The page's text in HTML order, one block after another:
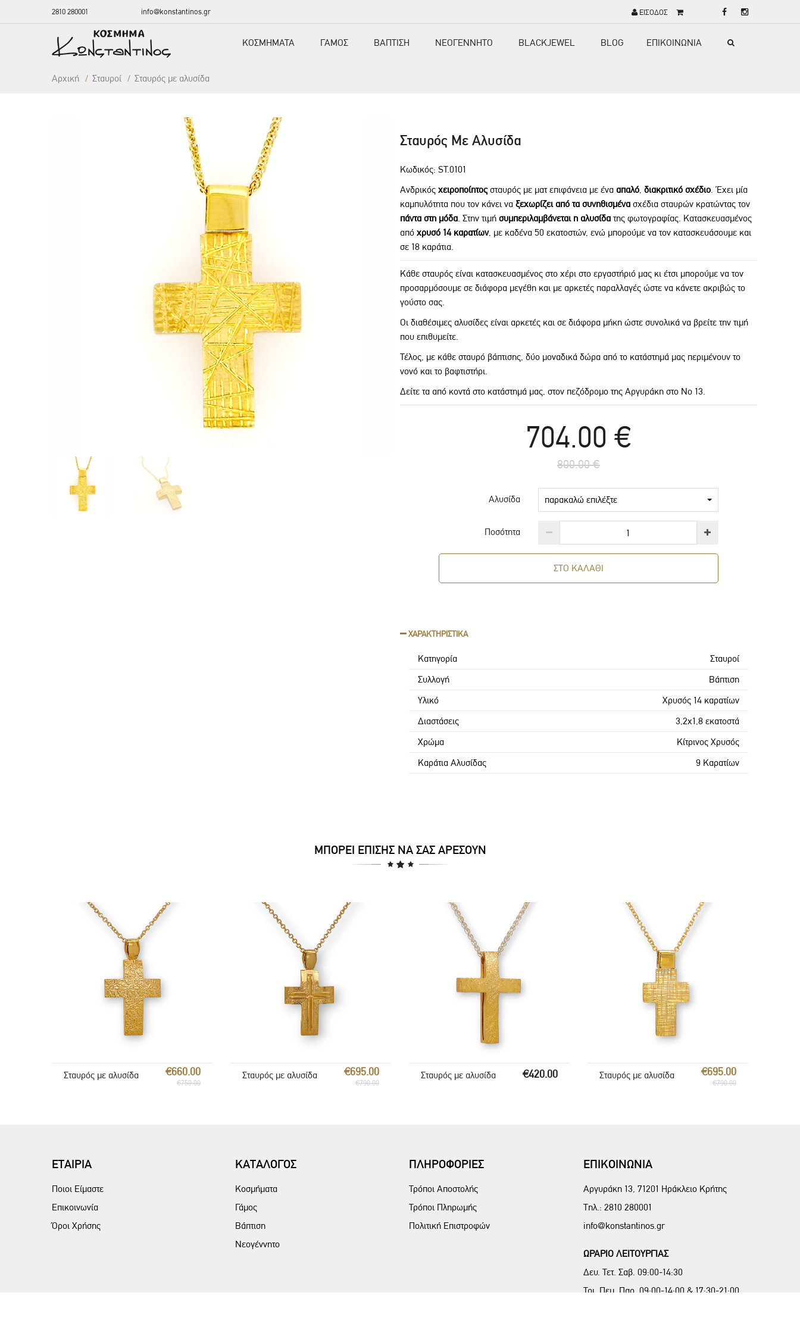
2810 280001 info@konstantinos.gr ΕΙΣΟΔΟΣ
ΚΟΣΜΗΜΑΤΑ ΓΑΜΟΣ ΒΑΠΤΙΣΗ ΝΕΟΓΕΝΝΗΤΟ BLACKJEWEL BLOG ΕΠΙΚΟΙΝΩΝΙΑ
Αρχική / Σταυροί / Σταυρός με αλυσίδα
Σταυρός Με Αλυσίδα
Κωδικός: ST.0101
Ανδρικός χειροποίητοςσταυρός με ματ επιφάνεια με ένα απαλό διακριτικό σχέδιο . Έχει μία
καμπυλότητα που τον κάνει να ξεχωρίζει από τα συνηθισμένα σχέδια σταυρών κρατώντας τον
πάντα στη μόδα . Στην τιμή συμπεριλαμβάνεται η αλυσίδα της φωτογραφίας. Κατασκευασμένος
από χρυσό 14 καρατίων, με καδένα 50 εκατοστών, ενώ μπορούμε να τον κατασκευάσουμε και
σε 18 καράτια.
Κάθε σταυρός είναι κατασκευασμένος στο χέρι στο εργαστήριό μας κι έτσι μπορούμε να τον
προσαρμόσουμε σε διάφορα μεγέθη και με αρκετές παραλλαγές ώστε να κάνετε ακριβώς το
γούστο σας.
Οι διαθέσιμες αλυσίδες είναι αρκετές και σε διάφορα μήκη ώστε συνολικά να βρείτε την τιμή
που επιθυμείτε.
Τέλος, με κάθε σταυρό βάπτισης, δύο μοναδικά δώρα από το κατάστημά μας περιμένουν το
νονό και το βαφτιστήρι.
Δείτε τα από κοντά στο κατάστημά μας, στον πεζόδρομο της Αργυράκη στο Νο 13.
704.00 €
800.00 €
Αλυσίδα παρακαλώ επιλέξτε
Ποσότητα
ΣΤΟ ΚΑΛΑΘΙ
ΧΑΡΑΚΤΗΡΙΣΤΙΚΑ
Κατηγορία Σταυροί
Συλλογή Βάπτιση
Υλικό Χρυσός 14 καρατίων
Διαστάσεις 3,2x1,8 εκατοστά
Χρώμα Κίτρινος Χρυσός
Καράτια Αλυσίδας 9 Kαρατίων
ΜΠΟΡΕΊ ΕΠΊΣΗΣ ΝΑ ΣΑΣ ΑΡΈΣΟΥΝ
Σταυρός με αλυσίδα €660.00
€750.00
Σταυρός με αλυσίδα €695.00
€790.00
Σταυρός με αλυσίδα €420.00 Σταυρός με αλυσίδα €695.00
€790.00
ΕΤΑΙΡΙΑ
Ποιοι Είμαστε
Επικοινωνία
Όροι Χρήσης
ΚΑΤΑΛΟΓΟΣ
Κοσμήματα
Γάμος
Βάπτιση
Νεογέννητο
ΠΛΗΡΟΦΟΡΙΕΣ
Τρόποι Αποστολής
Τρόποι Πληρωμής
Πολιτική Επιστροφών
ΕΠΙΚΟΙΝΩΝΙΑ
Αργυράκη 13, 71201 Ηράκλειο Κρήτης
Τηλ.: 2810 280001
info@konstantinos.gr
ΩΡΑΡΙΟ ΛΕΙΤΟΥΡΓΙΑΣ
Δευ. Τετ. Σαβ. 09:00-14:30
Τρι. Πεμ. Παρ. 09:00-14:00 & 17:30-21:00